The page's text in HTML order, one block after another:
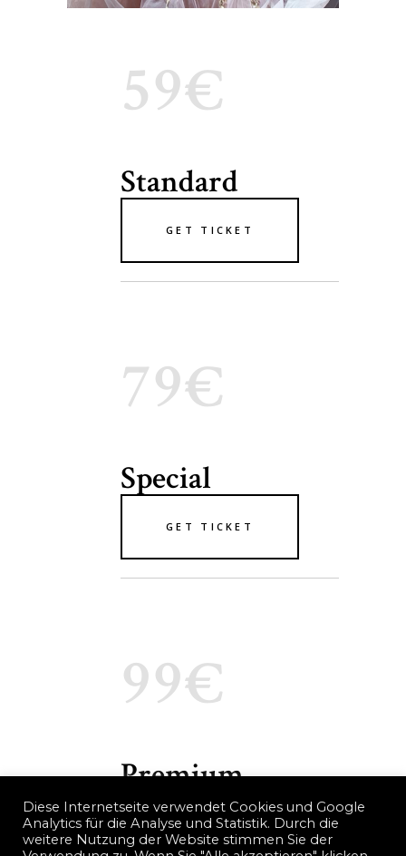
59€
Standard
GET TICKET
79€
Special
GET TICKET
99€
Premium
GET TICKET
Diese Internetseite verwendet Cookies und Google
Analytics für die Analyse und Statistik. Durch die
weitere Nutzung der Website stimmen Sie der